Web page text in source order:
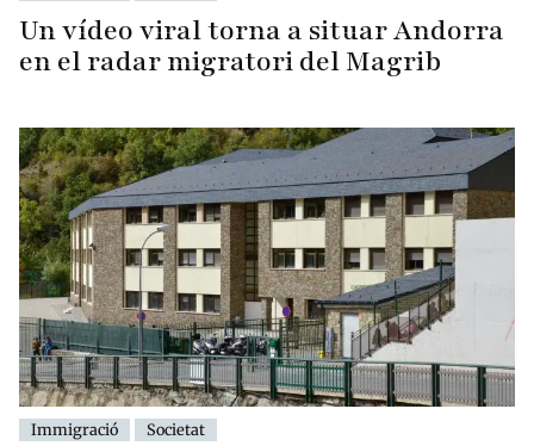
Un vídeo viral torna a situar Andorra
en el radar migratori del Magrib
Immigració Societat